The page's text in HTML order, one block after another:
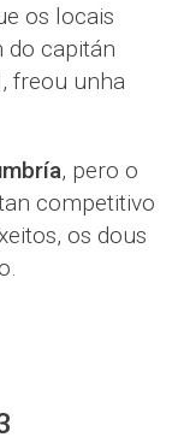
os locais
do capitán
freou unha
, pero o
competitivo
os dous